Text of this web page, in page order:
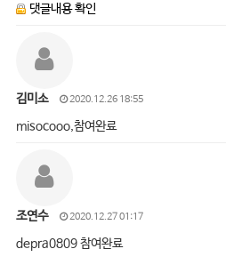
댓글내용 확인
김미소 2020.12.26 18:55
misocooo,참여완료
조연수 2020.12.27 01:17
depra0809 참여완료